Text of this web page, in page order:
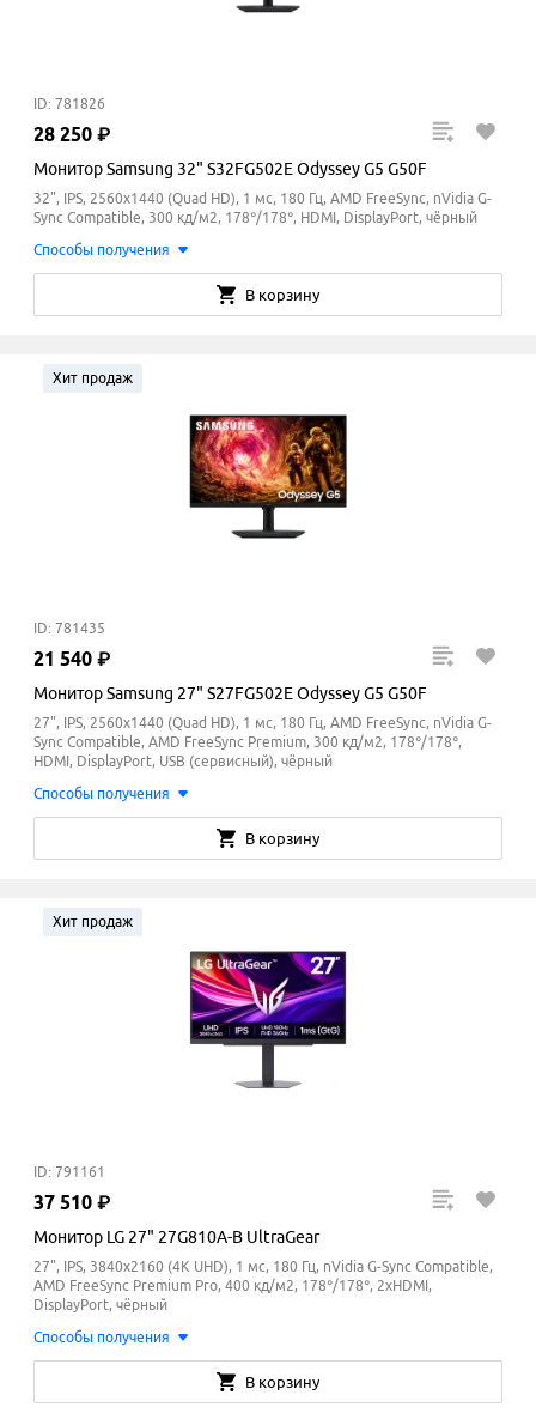
ID: 781826
28 250 ₽
Монитор Samsung 32" S32FG502E Odyssey G5 G50F
32", IPS, 2560x1440 (Quad HD), 1 мс, 180 Гц, AMD FreeSync, nVidia G-
Sync Compatible, 300 кд/м2, 178°/178°, HDMI, DisplayPort, чёрный
Способы получения
В корзину
Хит продаж
ID: 781435
21 540 ₽
Монитор Samsung 27" S27FG502E Odyssey G5 G50F
27", IPS, 2560x1440 (Quad HD), 1 мс, 180 Гц, AMD FreeSync, nVidia G-
Sync Compatible, AMD FreeSync Premium, 300 кд/м2, 178°/178°,
HDMI, DisplayPort, USB (сервисный), чёрный
Способы получения
В корзину
Хит продаж
ID: 791161
37 510 ₽
Монитор LG 27" 27G810A-B UltraGear
27", IPS, 3840x2160 (4K UHD), 1 мс, 180 Гц, nVidia G-Sync Compatible,
AMD FreeSync Premium Pro, 400 кд/м2, 178°/178°, 2xHDMI,
DisplayPort, чёрный
Способы получения
В корзину